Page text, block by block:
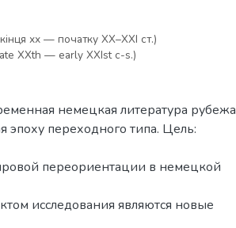
кінця хх — початку ХХ–ХХI ст.)
XXth — early XXIst c-s.)
немецкая литература рубежа
эпоху переходного типа. Цель:
переориентации в немецкой
исследования являются новые